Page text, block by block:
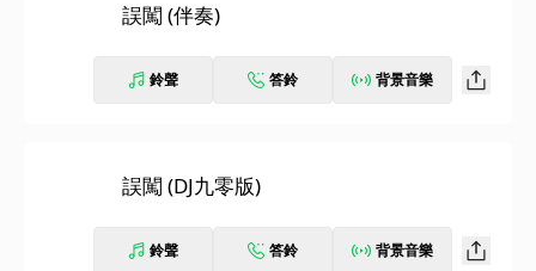
誤闖 (伴奏)
鈴聲 答鈴 背景音樂
誤闖 (DJ九零版)
鈴聲 答鈴 背景音樂